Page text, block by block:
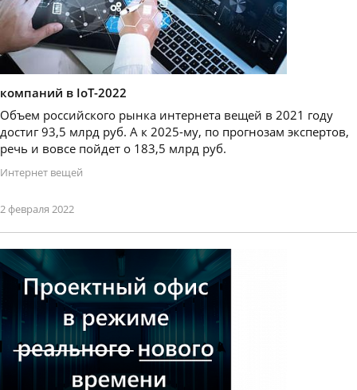
компаний в IoT-2022
Объем российского рынка интернета вещей в 2021 году
достиг 93,5 млрд руб. А к 2025-му, по прогнозам экспертов,
речь и вовсе пойдет о 183,5 млрд руб.
Интернет вещей
2 февраля 2022